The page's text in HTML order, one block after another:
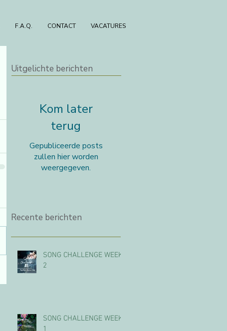
F.A.Q. CONTACT VACATURES
Uitgelichte berichten
Kom later
terug
Gepubliceerde posts
zullen hier worden
weergegeven.
Recente berichten
SONG CHALLENGE WEEK
2
SONG CHALLENGE WEEK
1